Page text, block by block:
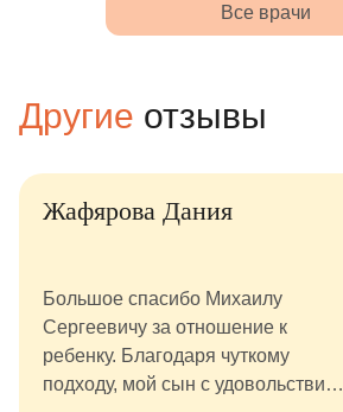
Все врачи
Другие отзывы
Жафярова Дания
Большое спасибо Михаилу
Сергеевичу за отношение к
ребенку. Благодаря чуткому
подходу, мой сын с удовольствием